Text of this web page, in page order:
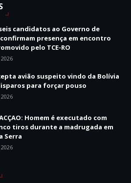
candidatos ao Governo de
presença em encontro
pelo TCE-RO
avião suspeito vindo da Bolívia
para forçar pouso
Homem é executado com
tiros durante a madrugada em
Serra